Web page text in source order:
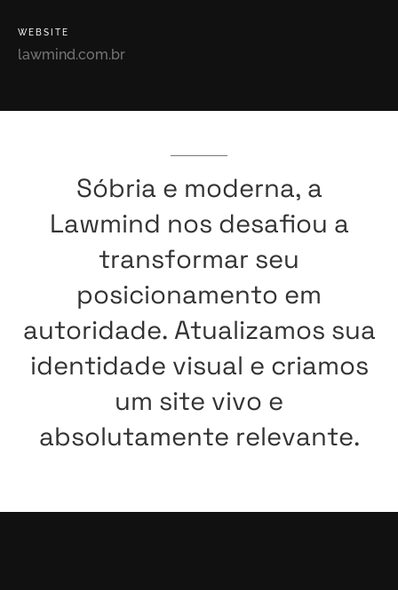
WEBSITE
lawmind.com.br
Sóbria e moderna, a
Lawmind nos desafiou a
transformar seu
posicionamento em
autoridade. Atualizamos sua
identidade visual e criamos
um site vivo e
absolutamente relevante.